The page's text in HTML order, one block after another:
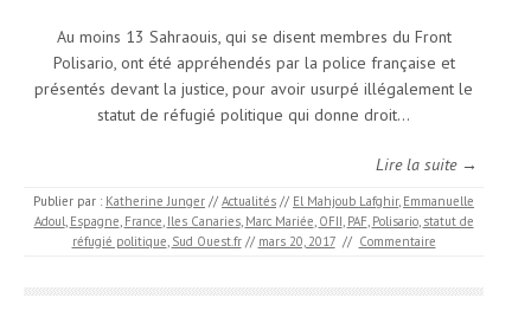
Au moins 13 Sahraouis, qui se disent membres du Front
Polisario, ont été appréhendés par la police française et
présentés devant la justice, pour avoir usurpé illégalement le
statut de réfugié politique qui donne droit…
Lire la suite →
Publier par : Katherine Junger // Actualités // El Mahjoub Lafghir, Emmanuelle
Adoul, Espagne, France, Iles Canaries, Marc Mariée, OFII, PAF, Polisario, statut de
réfugié politique, Sud Ouest.fr // mars 20, 2017 // Commentaire